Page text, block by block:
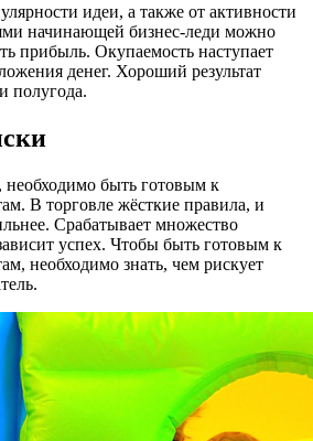
идеи, а также от активности
начинающей бизнес-леди можно
прибыль. Окупаемость наступает
денег. Хороший результат
полугода.
необходимо быть готовым к
В торговле жёсткие правила, и
Срабатывает множество
успех. Чтобы быть готовым к
необходимо знать, чем рискует